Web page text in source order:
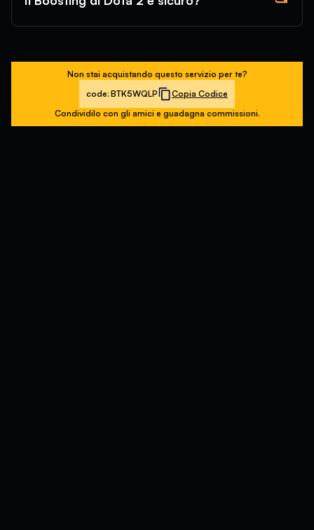
Non stai acquistando questo servizio per te?
code: BTK5WQLP
Copia Codice
Condividilo con gli amici e guadagna commissioni.